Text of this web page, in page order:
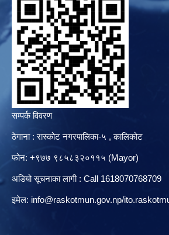
सम्पर्क विवरण
ठेगाना : रास्कोट नगरपालिका-५ , कालिकोट
फोन: +९७७ ९८५८३२०११५ (Mayor)
अडियो सूचनाका लागी : Call 1618070768709
इमेल: info@raskotmun.gov.np/